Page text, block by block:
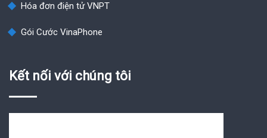
Hóa đơn điện tử VNPT
Gói Cước VinaPhone
Kết nối với chúng tôi